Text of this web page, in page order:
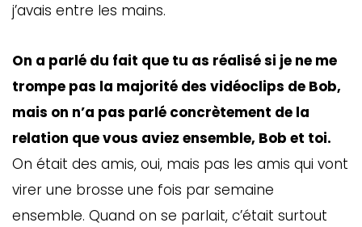
j’avais entre les mains.
On a parlé du fait que tu as réalisé si je ne me
trompe pas la majorité des vidéoclips de Bob,
mais on n’a pas parlé concrètement de la
relation que vous aviez ensemble, Bob et toi.
On était des amis, oui, mais pas les amis qui vont
virer une brosse une fois par semaine
ensemble. Quand on se parlait, c’était surtout